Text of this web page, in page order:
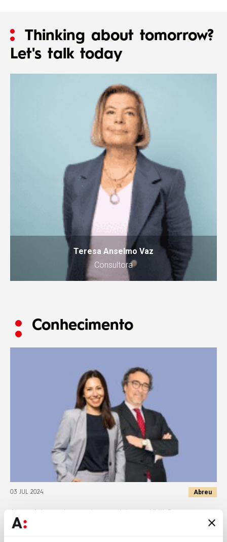
Thinking about tomorrow?
Let's talk today
Teresa Anselmo Vaz
Consultora
Conhecimento
03 JUL 2024 Abreu
Abreu Advogados apoia e participa no XVII Congresso
Centro de Arbitragem Comercial